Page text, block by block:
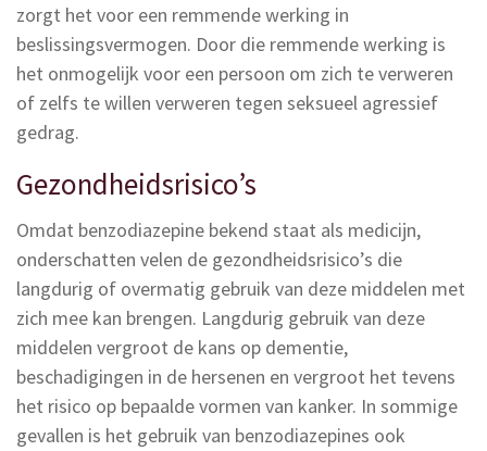
zorgt het voor een remmende werking in
beslissingsvermogen. Door die remmende werking is
het onmogelijk voor een persoon om zich te verweren
of zelfs te willen verweren tegen seksueel agressief
gedrag.
Gezondheidsrisico’s
Omdat benzodiazepine bekend staat als medicijn,
onderschatten velen de gezondheidsrisico’s die
langdurig of overmatig gebruik van deze middelen met
zich mee kan brengen. Langdurig gebruik van deze
middelen vergroot de kans op dementie,
beschadigingen in de hersenen en vergroot het tevens
het risico op bepaalde vormen van kanker. In sommige
gevallen is het gebruik van benzodiazepines ook